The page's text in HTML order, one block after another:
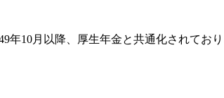
10月以降、厚生年金と共通化されてお